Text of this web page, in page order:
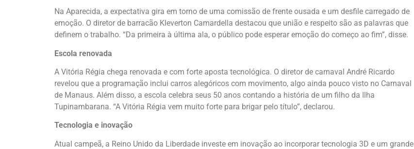
Na Aparecida, a expectativa gira em torno de uma comissão de frente ousada e um desfile carregado de
emoção. O diretor de barracão Kleverton Camardella destacou que união e respeito são as palavras que
definem o trabalho. “Da primeira à última ala, o público pode esperar emoção do começo ao fim”, disse.
Escola renovada
A Vitória Régia chega renovada e com forte aposta tecnológica. O diretor de carnaval André Ricardo
revelou que a programação inclui carros alegóricos com movimento, algo ainda pouco visto no Carnaval
de Manaus. Além disso, a escola celebra seus 50 anos contando a história de um filho da Ilha
Tupinambarana. “A Vitória Régia vem muito forte para brigar pelo título”, declarou.
Tecnologia e inovação
Atual campeã, a Reino Unido da Liberdade investe em inovação ao incorporar tecnologia 3D e um grande